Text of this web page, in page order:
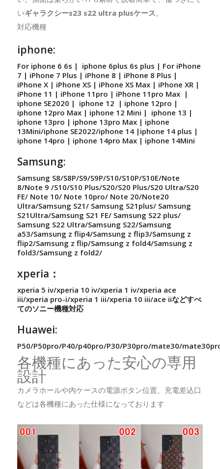
いギャラクシーs23 s22 ultra plusケース。
対応機種
iphone:
For iphone 6 6s | iphone 6plus 6s plus | For iPhone
7 | iPhone 7 Plus | iPhone 8 | iPhone 8 Plus |
iPhone X | iPhone XS | iPhone XS Max | iPhone XR |
iPhone 11 | iPhone 11pro | iPhone 11pro Max |
iphone SE2020 | iphone 12 | iphone 12pro |
iphone 12pro Max | iphone 12 Mini | iphone 13 |
iphone 13pro | iphone 13pro Max | iphone
13Mini/iphone SE2022/iphone 14 |iphone 14 plus |
iphone 14pro | iphone 14pro Max | iphone 14Mini
Samsung:
Samsung S8/S8P/S9/S9P/S10/S10P/S10E/Note
8/Note 9 /S10/S10 Plus/S20/S20 Plus/S20 Ultra/S20
FE/ Note 10/ Note 10pro/ Note 20/Note20
Ultra/Samsung S21/ Samsung S21plus/ Samsung
S21Ultra/Samsung S21 FE/ Samsung S22 plus/
Samsung S22 Ultra/Samsung S22/Samsung
a53/Samsung z flip4/Samsung z flip3/Samsung z
flip2/Samsung z flip/Samsung z fold4/Samsung z
fold3/Samsung z fold2/
xperia：
xperia 5 iv/xperia 10 iv/xperia 1 iv/xperia ace
iii/xperia pro-i/xperia 1 iii/xperia 10 iii/ace iiなどすべ
てのソニー機種対応
Huawei:
P50/P50pro/P40/p40pro/P30/P30pro/mate30/
各機種にあった安心の専用
設計
カメラホールや内ケースの電源ボタン位置、充電差込口
などは各機種にあった仕様になっております